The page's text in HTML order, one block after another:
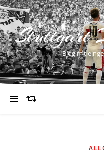
Stuttgart
Blog mit